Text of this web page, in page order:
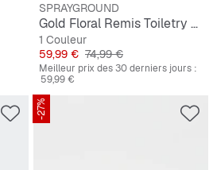
SPRAYGROUND
Gold Floral Remis Toiletry Brick
1 Couleur
Prix
59,99 € Prix original
74,99 €
Meilleur prix des 30 derniers jours :
59,99 €
-27%